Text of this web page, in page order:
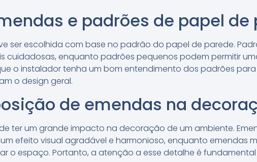
e padrões de papel de
ser escolhida com base no padrão do papel de parede.
cuidadosas, enquanto padrões pequenos podem permitir
o instalador tenha um bom entendimento dos padrões
o design geral.
de emendas na
ter um grande impacto na decoração de um ambiente.
efeito visual agradável e harmonioso, enquanto emendas
o espaço. Portanto, a atenção a esse detalhe é